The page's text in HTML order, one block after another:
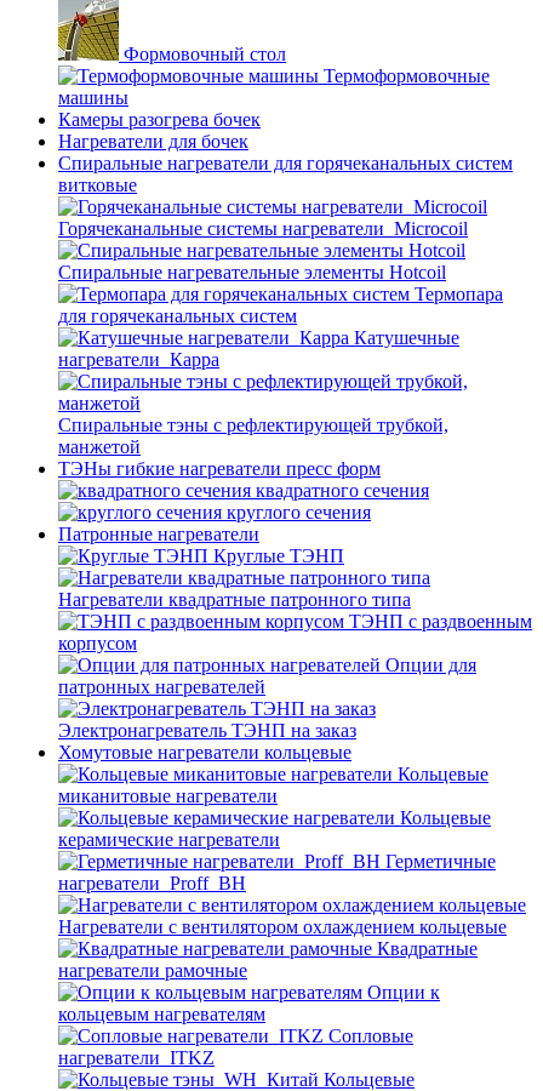
Формовочный стол
Термоформовочные
машины
Камеры разогрева бочек
Нагреватели для бочек
Спиральные нагреватели для горячеканальных систем
витковые
Горячеканальные системы нагреватели_Microcoil
Спиральные нагревательные элементы Hotcoil
Термопара
для горячеканальных систем
Катушечные
нагреватели_Карра
Спиральные тэны с рефлектирующей трубкой,
манжетой
ТЭНы гибкие нагреватели пресс форм
квадратного сечения
круглого сечения
Патронные нагреватели
Круглые ТЭНП
Нагреватели квадратные патронного типа
ТЭНП с раздвоенным
корпусом
Опции для
патронных нагревателей
Электронагреватель ТЭНП на заказ
Хомутовые нагреватели кольцевые
Кольцевые
миканитовые нагреватели
Кольцевые
керамические нагреватели
Герметичные
нагреватели_Proff_BH
Нагреватели с вентилятором охлаждением кольцевые
Квадратные
нагреватели рамочные
Опции к
кольцевым нагревателям
Cопловые
нагреватели_ITKZ
Кольцевые